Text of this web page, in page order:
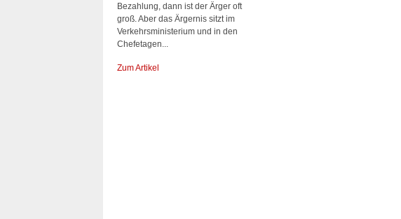
Bezahlung, dann ist der Ärger oft
groß. Aber das Ärgernis sitzt im
Verkehrsministerium und in den
Chefetagen...
Zum Artikel